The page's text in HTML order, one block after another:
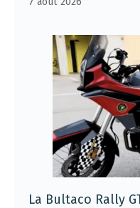
La Bultaco Rally